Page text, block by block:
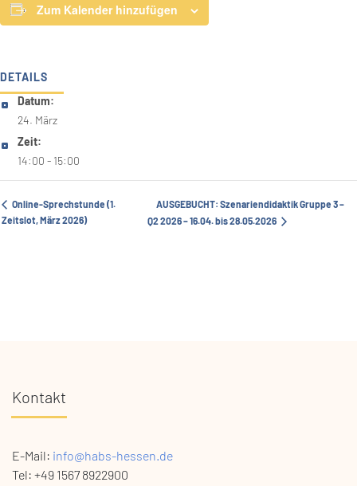
Zum Kalender hinzufügen
DETAILS
Datum:
24. März
Zeit:
14:00 - 15:00
Online-Sprechstunde (1.
Zeitslot, März 2026)
AUSGEBUCHT: Szenariendidaktik Gruppe 3 –
Q2 2026 – 16.04. bis 28.05.2026
Kontakt
E-Mail: info@habs-hessen.de
Tel: +49 1567 8922900